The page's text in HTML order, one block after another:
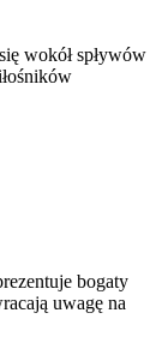
wokół spływów
bogaty
uwagę na